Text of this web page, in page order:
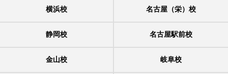
横浜校 名古屋（栄）校
静岡校 名古屋駅前校
金山校 岐阜校